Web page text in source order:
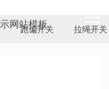
跑偏开关 拉绳开关